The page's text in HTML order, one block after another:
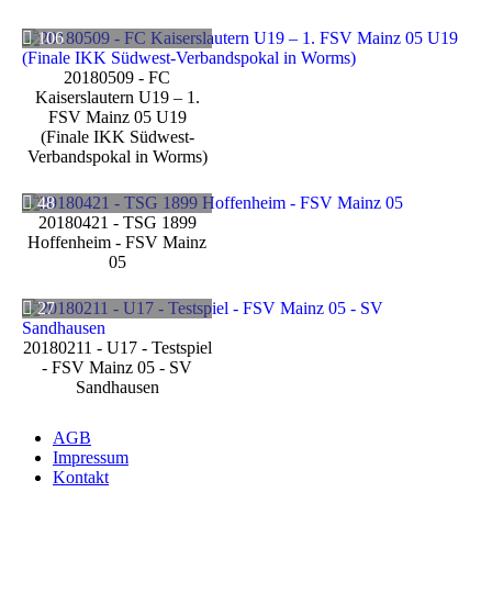
106
20180509 - FC
Kaiserslautern U19 – 1.
FSV Mainz 05 U19
(Finale IKK Südwest-
Verbandspokal in Worms)
48
20180421 - TSG 1899
Hoffenheim - FSV Mainz
05
27
20180211 - U17 - Testspiel
- FSV Mainz 05 - SV
Sandhausen
AGB
Impressum
Kontakt